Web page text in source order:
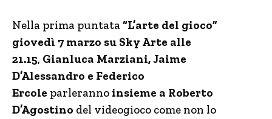
Nella prima puntata“L’arte del gioco”
giovedì 7 marzo su Sky Arte alle
21.15, Gianluca Marziani, Jaime
D’Alessandro e Federico
Ercole parleranno insieme a Roberto
D’Agostino del videogioco come non lo